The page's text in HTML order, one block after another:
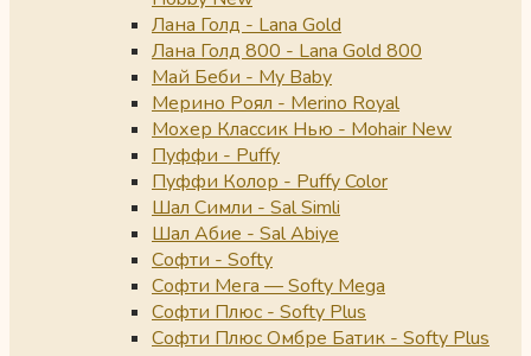
Лана Голд - Lana Gold
Лана Голд 800 - Lana Gold 800
Май Беби - My Baby
Мерино Роял - Merino Royal
Мохер Классик Нью - Mohair New
Пуффи - Puffy
Пуффи Колор - Puffy Color
Шал Симли - Sal Simli
Шал Абие - Sal Abiye
Софти - Softy
Софти Мега — Softy Mega
Софти Плюс - Softy Plus
Софти Плюс Омбре Батик - Softy Plus